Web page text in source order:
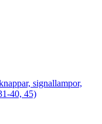
signallampor,
40, 45)